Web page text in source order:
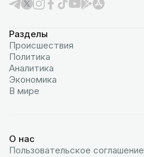
Разделы
Происшествия
Политика
Аналитика
Экономика
В мире
О нас
Пользовательское соглашение